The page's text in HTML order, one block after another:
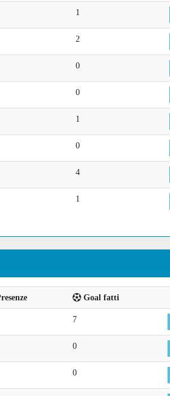
1
2
0
0
1
0
4
1
Goal fatti
7
0
0